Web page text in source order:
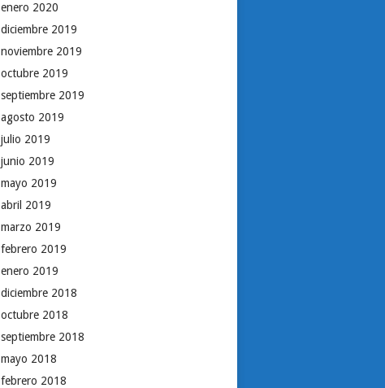
enero 2020
diciembre 2019
noviembre 2019
octubre 2019
septiembre 2019
agosto 2019
julio 2019
junio 2019
mayo 2019
abril 2019
marzo 2019
febrero 2019
enero 2019
diciembre 2018
octubre 2018
septiembre 2018
mayo 2018
febrero 2018